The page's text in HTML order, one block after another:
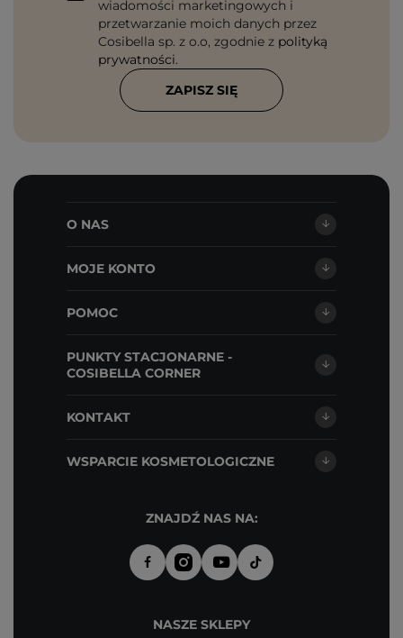
wiadomości marketingowych i
przetwarzanie moich danych przez
Cosibella sp. z o.o, zgodnie z polityką
prywatności.
ZAPISZ SIĘ
O NAS
MOJE KONTO
POMOC
PUNKTY STACJONARNE -
COSIBELLA CORNER
KONTAKT
WSPARCIE KOSMETOLOGICZNE
ZNAJDŹ NAS NA:
NASZE SKLEPY